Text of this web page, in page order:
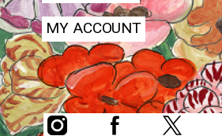
MY ACCOUNT